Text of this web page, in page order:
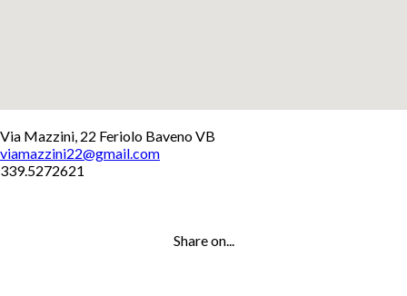
+
−
Via Mazzini, 22 Feriolo Baveno VB
viamazzini22@gmail.com
339.5272621
Share on...